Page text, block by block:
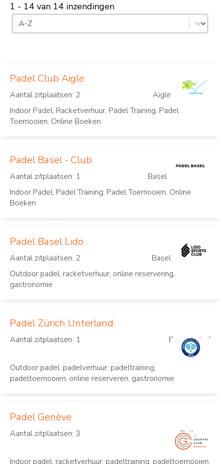
1 - 14 van 14 inzendingen
Sorteren
Inhoud sorteren
Padel Club Aigle
Aantal zitplaatsen: 2
Aigle
Indoor Padel, Racketverhuur, Padel Training, Padel
Toernooien, Online Boeken
Padel Basel - Club
Aantal zitplaatsen: 1
Basel
Indoor Padel, Padel Training, Padel Toernooien, Online
Boeken
Padel Basel Lido
Aantal zitplaatsen: 2
Basel
Outdoor padel, racketverhuur, online reservering,
gastronomie
Padel Zürich Unterland
Aantal zitplaatsen: 1 Bassersdorf
Outdoor padel, padelverhuur, padeltraining,
padeltoernooien, online reserveren, gastronomie
Padel Genève
Aantal zitplaatsen: 3 Bellevue
Indoor padel, racketverhuur, padeltraining, padeltoernooien,